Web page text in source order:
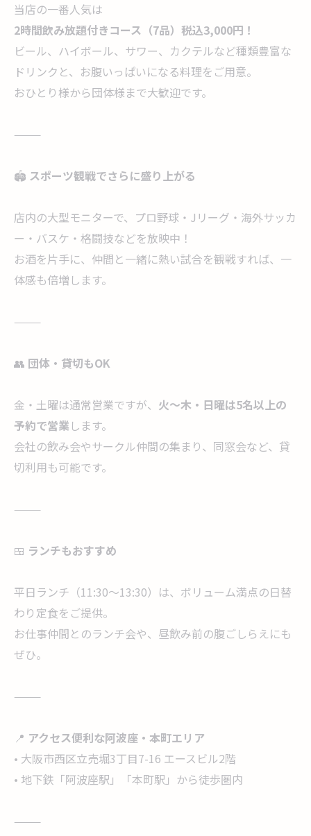
当店の一番人気は
2時間飲み放題付きコース（7品）税込3,000円！
ビール、ハイボール、サワー、カクテルなど種類豊富な
ドリンクと、お腹いっぱいになる料理をご用意。
おひとり様から団体様まで大歓迎です。
⸻
🏟 スポーツ観戦でさらに盛り上がる
店内の大型モニターで、プロ野球・Jリーグ・海外サッカ
ー・バスケ・格闘技などを放映中！
お酒を片手に、仲間と一緒に熱い試合を観戦すれば、一
体感も倍増します。
⸻
👥 団体・貸切もOK
金・土曜は通常営業ですが、 火〜木・日曜は5名以上の
予約で営業 します。
会社の飲み会やサークル仲間の集まり、同窓会など、貸
切利用も可能です。
⸻
🍱 ランチもおすすめ
平日ランチ（11:30〜13:30）は、ボリューム満点の日替
わり定食をご提供。
お仕事仲間とのランチ会や、昼飲み前の腹ごしらえにも
ぜひ。
⸻
📍 アクセス便利な阿波座・本町エリア
• 大阪市西区立売堀3丁目7-16 エースビル2階
• 地下鉄「阿波座駅」「本町駅」から徒歩圏内
⸻